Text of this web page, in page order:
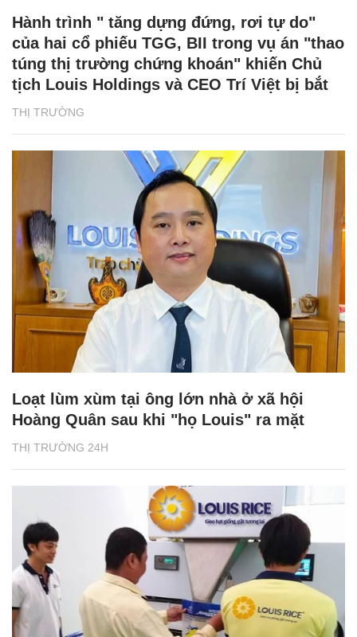
THỊ TRƯỜNG
Hành trình " tăng dựng đứng, rơi tự do"
của hai cổ phiếu TGG, BII trong vụ án "thao
túng thị trường chứng khoán" khiến Chủ
tịch Louis Holdings và CEO Trí Việt bị bắt
THỊ TRƯỜNG 24H
Loạt lùm xùm tại ông lớn nhà ở xã hội
Hoàng Quân sau khi "họ Louis" ra mặt